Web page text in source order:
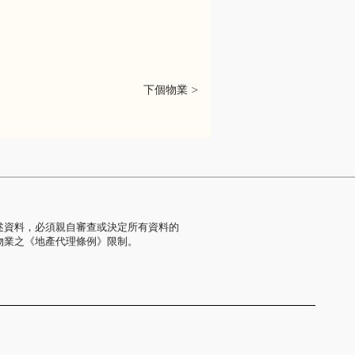
下個物業 >
料，必須親自審查或決定所有資料的
之《地產代理條例》限制。